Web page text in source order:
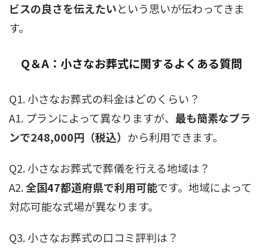
ビスの良さを伝えたいという思いが伝わってきま
す。
Q＆A：小さなお葬式に関するよくある質問
Q1. 小さなお葬式の料金はどのくらい？
A1. プランによって異なりますが、 最も簡素なプラ
ンで248,000円（税込） から利用できます。
Q2. 小さなお葬式で葬儀を行える地域は？
A2.全国47都道府県で利用可能です。地域によって
対応可能な式場が異なります。
Q3. 小さなお葬式の口コミ評判は？